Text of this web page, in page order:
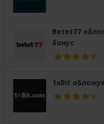
Betet77
бонус
1xBit